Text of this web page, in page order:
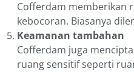
Cofferdam memberikan
kebocoran. Biasanya
Keamanan tambahan
Cofferdam juga
ruang sensitif seperti